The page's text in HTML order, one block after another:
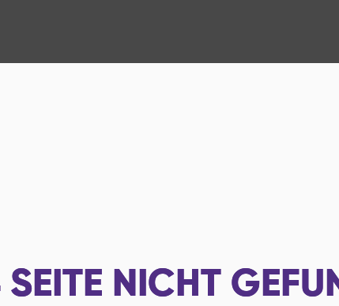
SEITE NICHT